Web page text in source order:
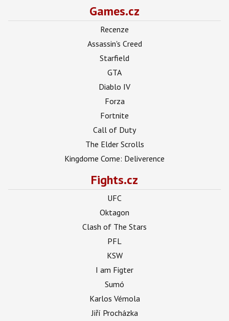
Games.cz
Recenze
Assassin's Creed
Starfield
GTA
Diablo IV
Forza
Fortnite
Call of Duty
The Elder Scrolls
Kingdome Come: Deliverence
Fights.cz
UFC
Oktagon
Clash of The Stars
PFL
KSW
I am Figter
Sumó
Karlos Vémola
Jiří Procházka